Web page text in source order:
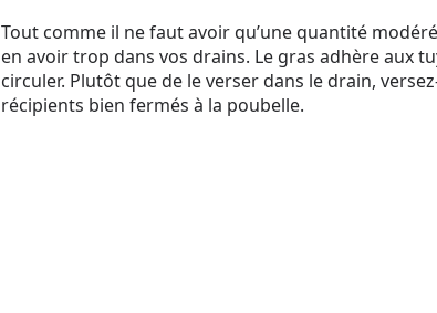
Tout comme il ne faut avoir qu’une quantité
en avoir trop dans vos drains. Le gras adhère aux
circuler. Plutôt que de le verser dans le drain,
récipients bien fermés à la poubelle.